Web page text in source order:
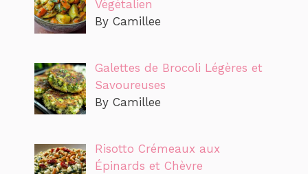
Végétalien
By Camillee
Galettes de Brocoli Légères et
Savoureuses
By Camillee
Risotto Crémeaux aux
Épinards et Chèvre